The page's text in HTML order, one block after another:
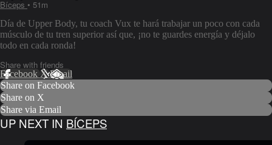
Bíceps • 51m
Día de Upper Body, tu coach Vux te hará trabajar un poco con cada
músculo de tu tren superior así que, ¡no te guardes energía y déjalo
todo en cada ronda!
Share with friends
Facebook XEmail
Share on Facebook
Share on X
Share via Email
UP NEXT IN BÍCEPS